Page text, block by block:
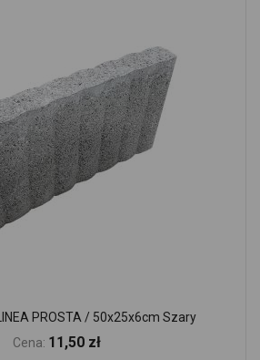
PROSTA / 50x25x6cm Szary
Cena: 11,50 zł